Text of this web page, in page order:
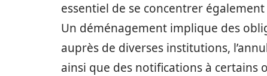
essentiel de se concentrer
Un déménagement implique des
auprès de diverses institutions,
ainsi que des notifications à certains